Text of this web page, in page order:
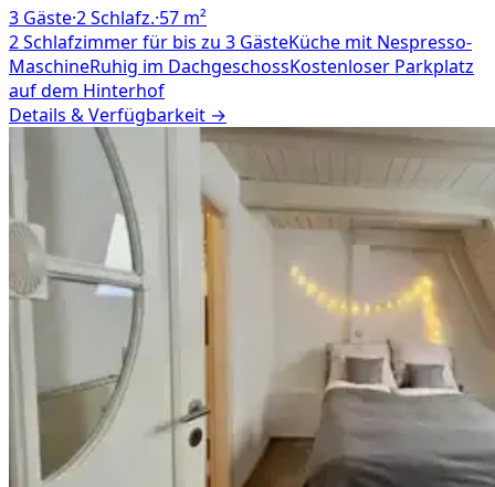
3 Gäste·2Schlafz.·57 m²
2 Schlafzimmer für bis zu 3 GästeKüche mit Nespresso-
MaschineRuhig im DachgeschossKostenloser Parkplatz
auf dem Hinterhof
Details & Verfügbarkeit →